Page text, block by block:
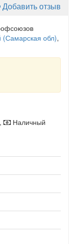
Добавить отзыв
(Самарская обл),
Наличный